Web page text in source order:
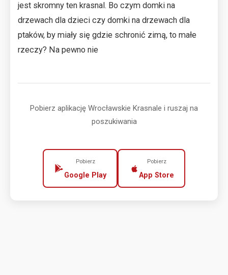
jest skromny ten krasnal. Bo czym domki na
drzewach dla dzieci czy domki na drzewach dla
ptaków, by miały się gdzie schronić zimą, to małe
rzeczy? Na pewno nie
Pobierz aplikację Wrocławskie Krasnale i ruszaj na
poszukiwania
Pobierz
Google Play
Pobierz
App Store